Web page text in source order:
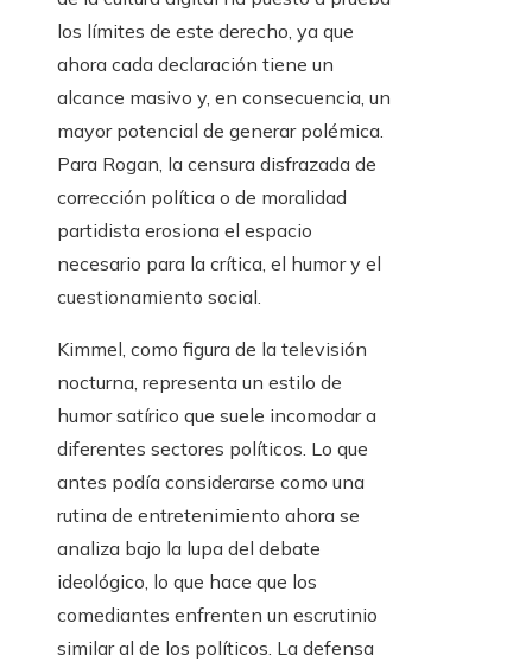
los límites de este derecho, ya que
ahora cada declaración tiene un
alcance masivo y, en consecuencia, un
mayor potencial de generar polémica.
Para Rogan, la censura disfrazada de
corrección política o de moralidad
partidista erosiona el espacio
necesario para la crítica, el humor y el
cuestionamiento social.
Kimmel, como figura de la televisión
nocturna, representa un estilo de
humor satírico que suele incomodar a
diferentes sectores políticos. Lo que
antes podía considerarse como una
rutina de entretenimiento ahora se
analiza bajo la lupa del debate
ideológico, lo que hace que los
comediantes enfrenten un escrutinio
similar al de los políticos. La defensa